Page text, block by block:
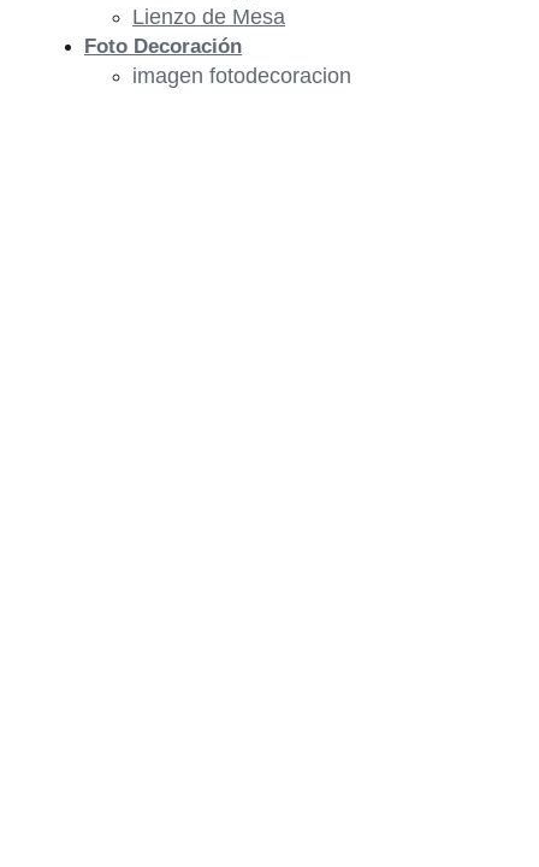
Lienzo de Mesa
Foto Decoración
imagen fotodecoracion